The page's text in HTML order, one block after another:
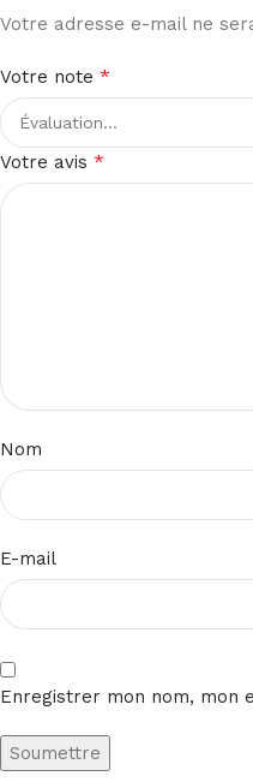
Votre adresse e-mail ne
Votre note *
Votre avis *
Nom
E-mail
Enregistrer mon nom, mon